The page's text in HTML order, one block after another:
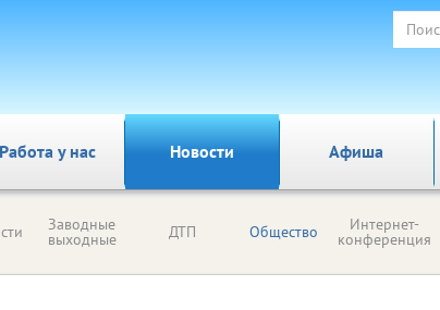
Работа у нас Новости Афиша
Заводные
выходные ДТП Общество Интернет-
конференция